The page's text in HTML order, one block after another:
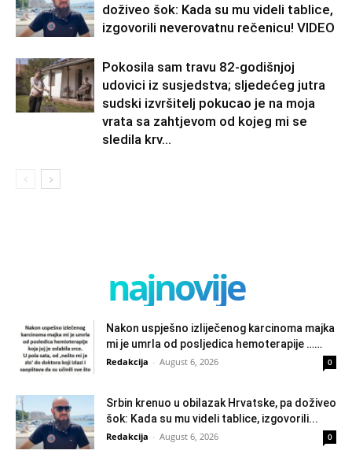
doživeo šok: Kada su mu videli tablice,
izgovorili neverovatnu rečenicu! VIDEO
Pokosila sam travu 82-godišnjoj
udovici iz susjedstva; sljedećeg jutra
sudski izvršitelj pokucao je na moja
vrata sa zahtjevom od kojeg mi se
sledila krv...
najnovije
Nakon uspješno izliječenog karcinoma majka
mi je umrla od posljedica hemoterapije ……
Redakcija - August 6, 2026 0
Srbin krenuo u obilazak Hrvatske, pa doživeo
šok: Kada su mu videli tablice, izgovorili...
Redakcija - August 6, 2026 0